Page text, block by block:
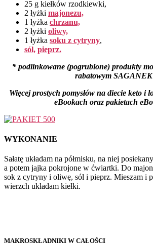
25 g kiełków rzodkiewki,
2 łyżki majonezu,
1 łyżka chrzanu,
2 łyżki oliwy,
1 łyżka soku z cytryny,
sól, pieprz.
* podlinkowane (pogrubione) produkty
rabatowym SAGANEK
Więcej prostych pomysłów na diecie keto i
eBookach oraz pakietach
WYKONANIE
Sałatę układam na półmisku, na niej
a potem jajka pokrojone w ćwiartki. Do
sok z cytryny i oliwę, sól i pieprz. Mieszam i
wierzch układam kiełki.
MAKROSKŁADNIKI W CAŁOŚCI